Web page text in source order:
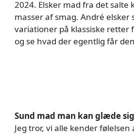
2024. Elsker mad fra det salte
masser af smag. André elsker
variationer på klassiske retter
og se hvad der egentlig får
Sund mad man kan glæde
Jeg tror, vi alle kender